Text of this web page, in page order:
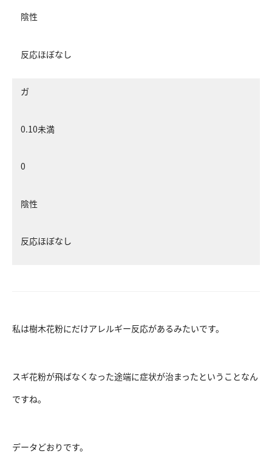
陰性
反応ほぼなし
ガ
0.10未満
0
陰性
反応ほぼなし
私は樹木花粉にだけアレルギー反応があるみたいです。
スギ花粉が飛ばなくなった途端に症状が治まったということなん
ですね。
データどおりです。